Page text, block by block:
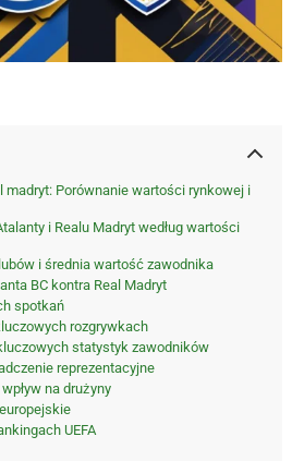
madryt: Porównanie wartości rynkowej i
i Realu Madryt według wartości
i średnia wartość zawodnika
BC kontra Real Madryt
spotkań
rozgrywkach
statystyk zawodników
reprezentacyjne
na drużyny
UEFA